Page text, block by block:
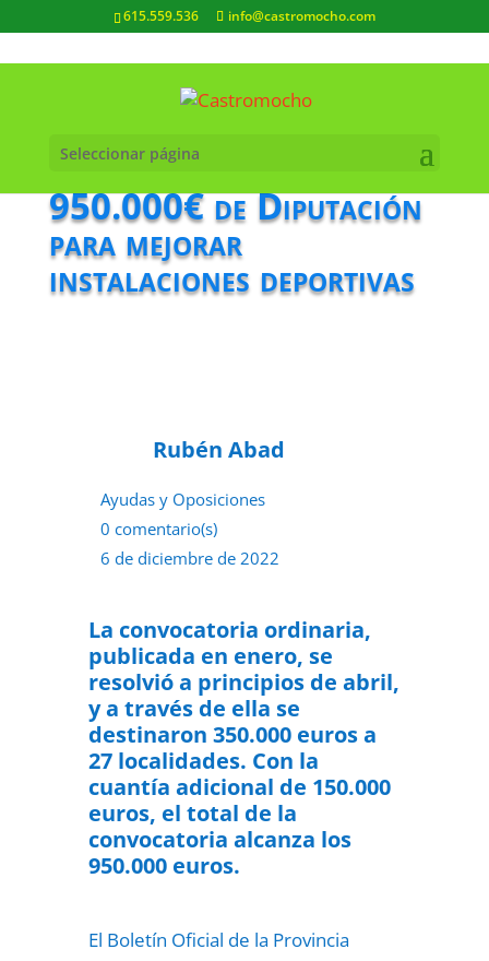
615.559.536 info@castromocho.com
Seleccionar página
950.000€ de Diputación
para mejorar
instalaciones deportivas
Rubén Abad
Ayudas y Oposiciones
0 comentario(s)
6 de diciembre de 2022
La convocatoria ordinaria,
publicada en enero, se
resolvió a principios de abril,
y a través de ella se
destinaron 350.000 euros a
27 localidades. Con la
cuantía adicional de 150.000
euros, el total de la
convocatoria alcanza los
950.000 euros.
El Boletín Oficial de la Provincia